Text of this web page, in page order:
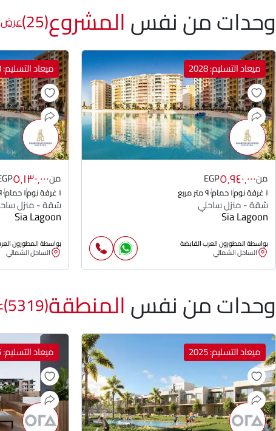
وحدات من نفسالمشروع(25) عرض
ميعاد التسليم: 2028
من٥٬٩٤٠٬٠٠٠EGP
١ غرفة نوم ١ حمام ٩٠ متر مربع
شقة - منزل ساحلي
Sia Lagoon
بواسطة المطورون العرب القابضة
الساحل الشمالي
ميعاد التسليم: 2028
من٥٬١٣٠٬٠٠٠
١ غرفة نوم ١ حمام ٩٠
شقة - منزل
Sia Lagoon
بواسطة المطورون
الساحل الشمالي
وحدات من نفسالمنطقة(5319)
ميعاد التسليم: 2025 ميعاد التسليم: 2025